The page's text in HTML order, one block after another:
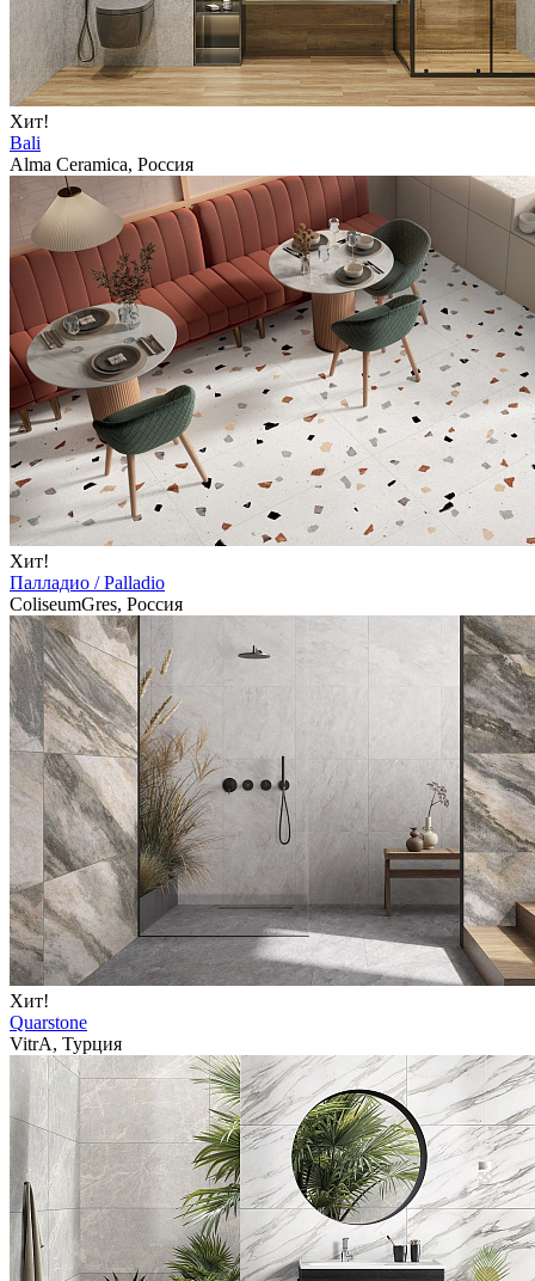
Хит!
Bali
Alma Ceramica, Россия
Хит!
Палладио / Palladio
ColiseumGres, Россия
Хит!
Quarstone
VitrA, Турция